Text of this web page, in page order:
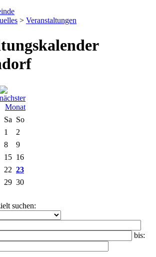
> Veranstaltungen
Sa So
1
2
8
9
15 16
22 23
29 30
suchen:
bis: